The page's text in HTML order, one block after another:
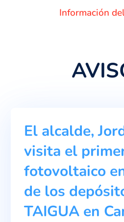
Información
El alcalde,
visita el
fotovoltaico
de los
TAIGUA en